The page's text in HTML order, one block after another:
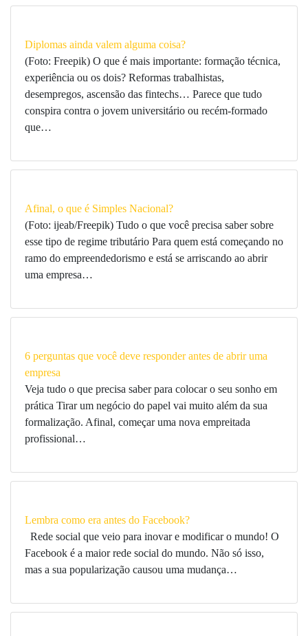
Diplomas ainda valem alguma coisa?
(Foto: Freepik) O que é mais importante: formação técnica,
experiência ou os dois? Reformas trabalhistas,
desempregos, ascensão das fintechs… Parece que tudo
conspira contra o jovem universitário ou recém-formado
que…
Afinal, o que é Simples Nacional?
(Foto: ijeab/Freepik) Tudo o que você precisa saber sobre
esse tipo de regime tributário Para quem está começando no
ramo do empreendedorismo e está se arriscando ao abrir
uma empresa…
6 perguntas que você deve responder antes de abrir uma
empresa
Veja tudo o que precisa saber para colocar o seu sonho em
prática Tirar um negócio do papel vai muito além da sua
formalização. Afinal, começar uma nova empreitada
profissional…
Lembra como era antes do Facebook?
Rede social que veio para inovar e modificar o mundo! O
Facebook é a maior rede social do mundo. Não só isso,
mas a sua popularização causou uma mudança…